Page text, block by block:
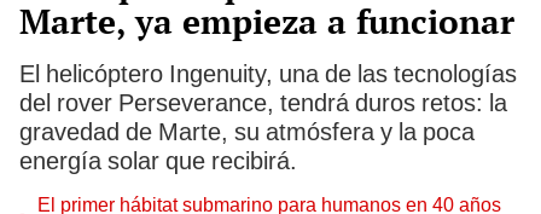
Marte, ya empieza a funcionar
El helicóptero Ingenuity, una de las tecnologías
del rover Perseverance, tendrá duros retos: la
gravedad de Marte, su atmósfera y la poca
energía solar que recibirá.
El primer hábitat submarino para humanos en 40 años